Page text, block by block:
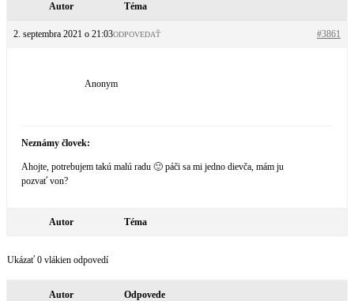
Autor Téma
2. septembra 2021 o 21:03 #3861
ODPOVEDAŤ
Anonym
Neznámy človek:
Ahojte, potrebujem takú malú radu 🙂 páči sa mi jedno dievča, mám ju
pozvať von?
Autor Téma
Ukázať 0 vlákien odpovedí
Autor Odpovede